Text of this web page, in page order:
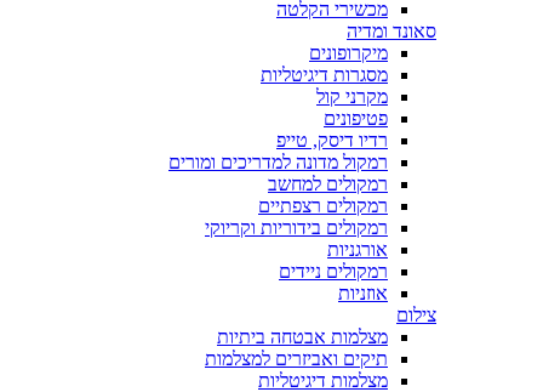
מכשירי הקלטה
סאונד ומדיה
מיקרופונים
מסגרות דיגיטליות
מקרני קול
פטיפונים
רדיו דיסק, טייפ
רמקול מדונה למדריכים ומורים
רמקולים למחשב
רמקולים רצפתיים
רמקולים בידוריות וקריוקי
אורגניות
רמקולים ניידים
אוזניות
צילום
מצלמות אבטחה ביתיות
תיקים ואביזרים למצלמות
מצלמות דיגיטליות